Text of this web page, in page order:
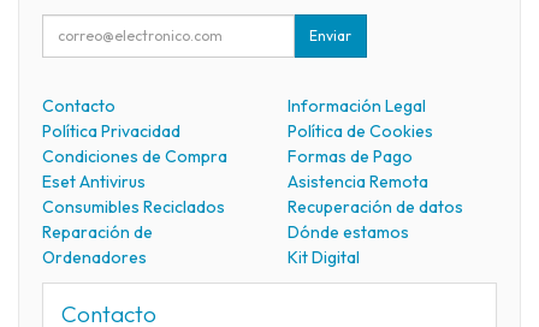
Enviar
Contacto
Información Legal
Política Privacidad
Política de Cookies
Condiciones de Compra
Formas de Pago
Eset Antivirus
Asistencia Remota
Consumibles Reciclados
Recuperación de datos
Reparación de
Ordenadores
Dónde estamos
Kit Digital
Contacto